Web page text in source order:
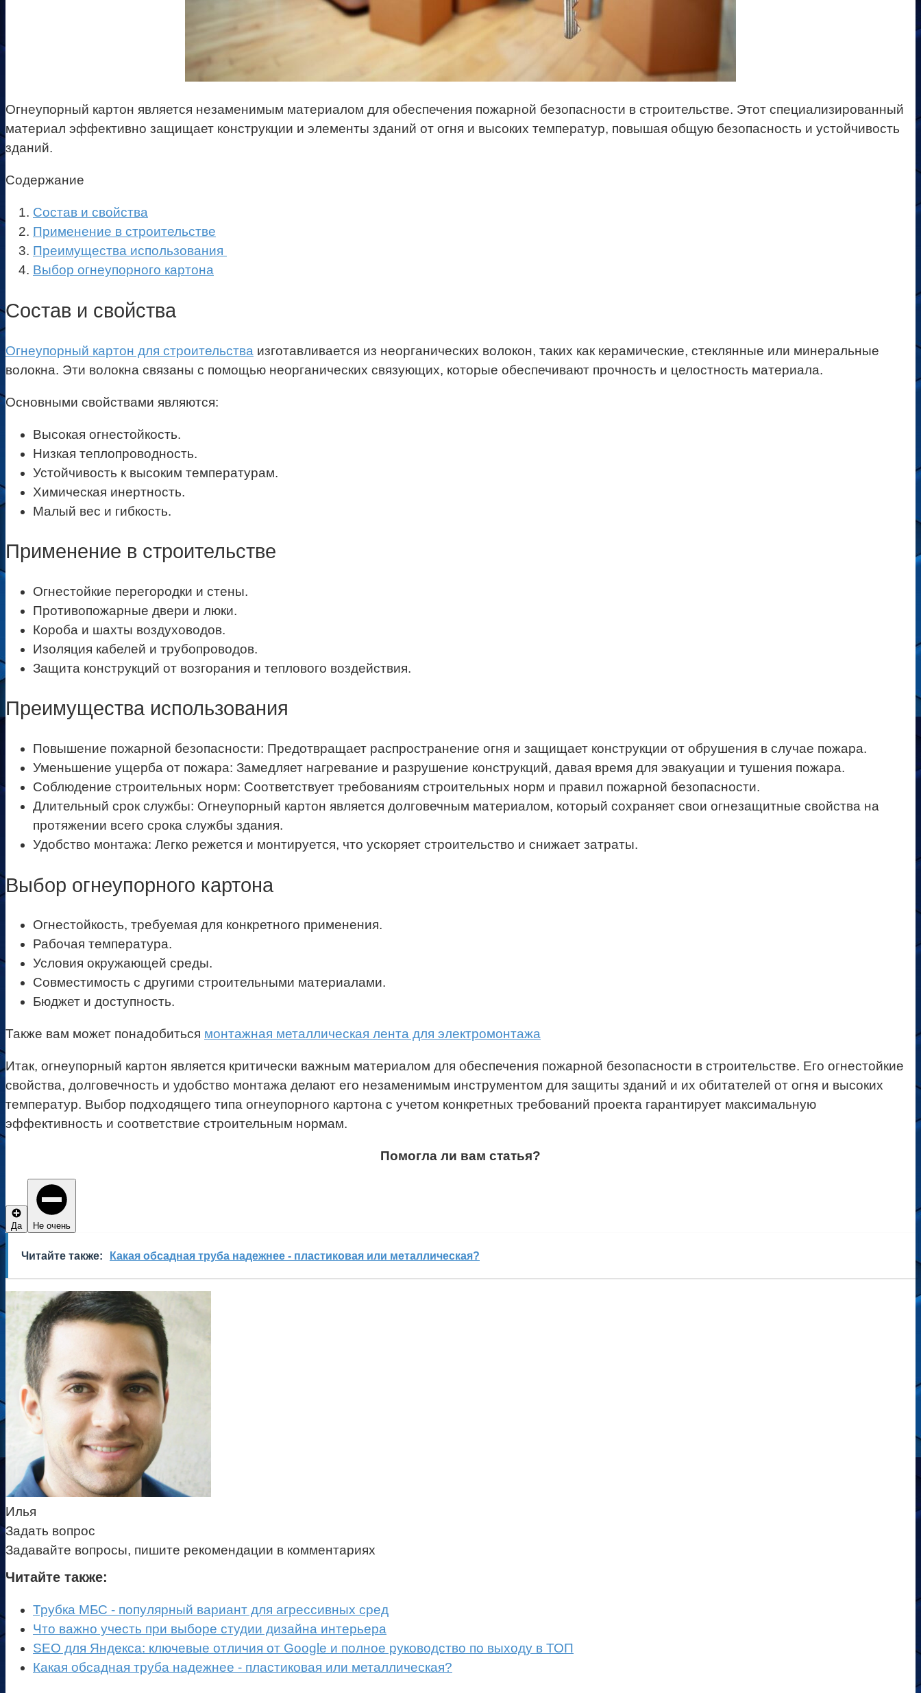
Огнеупорный картон является незаменимым материалом для обеспечения пожарной безопасности в строительстве. Этот специализированный
материал эффективно защищает конструкции и элементы зданий от огня и высоких температур, повышая общую безопасность и устойчивость
зданий.
Содержание
Состав и свойства
Применение в строительстве
Преимущества использования
Выбор огнеупорного картона
Состав и свойства
Огнеупорный картон для строительства изготавливается из неорганических волокон, таких как керамические, стеклянные или минеральные
волокна. Эти волокна связаны с помощью неорганических связующих, которые обеспечивают прочность и целостность материала.
Основными свойствами являются:
Высокая огнестойкость.
Низкая теплопроводность.
Устойчивость к высоким температурам.
Химическая инертность.
Малый вес и гибкость.
Применение в строительстве
Огнестойкие перегородки и стены.
Противопожарные двери и люки.
Короба и шахты воздуховодов.
Изоляция кабелей и трубопроводов.
Защита конструкций от возгорания и теплового воздействия.
Преимущества использования
Повышение пожарной безопасности: Предотвращает распространение огня и защищает конструкции от обрушения в случае пожара.
Уменьшение ущерба от пожара: Замедляет нагревание и разрушение конструкций, давая время для эвакуации и тушения пожара.
Соблюдение строительных норм: Соответствует требованиям строительных норм и правил пожарной безопасности.
Длительный срок службы: Огнеупорный картон является долговечным материалом, который сохраняет свои огнезащитные свойства на
протяжении всего срока службы здания.
Удобство монтажа: Легко режется и монтируется, что ускоряет строительство и снижает затраты.
Выбор огнеупорного картона
Огнестойкость, требуемая для конкретного применения.
Рабочая температура.
Условия окружающей среды.
Совместимость с другими строительными материалами.
Бюджет и доступность.
Также вам может понадобиться монтажная металлическая лента для электромонтажа
Итак, огнеупорный картон является критически важным материалом для обеспечения пожарной безопасности в строительстве. Его огнестойкие
свойства, долговечность и удобство монтажа делают его незаменимым инструментом для защиты зданий и их обитателей от огня и высоких
температур. Выбор подходящего типа огнеупорного картона с учетом конкретных требований проекта гарантирует максимальную
эффективность и соответствие строительным нормам.
Помогла ли вам статья?
Да Не очень
Читайте также: Какая обсадная труба надежнее - пластиковая или металлическая?
Илья
Задать вопрос
Задавайте вопросы, пишите рекомендации в комментариях
Читайте также:
Трубка МБС - популярный вариант для агрессивных сред
Что важно учесть при выборе студии дизайна интерьера
SEO для Яндекса: ключевые отличия от Google и полное руководство по выходу в ТОП
Какая обсадная труба надежнее - пластиковая или металлическая?